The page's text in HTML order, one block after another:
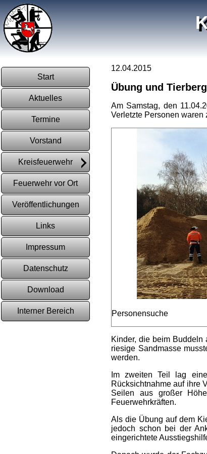
Start
Aktuelles
Termine
Vorstand
Kreisfeuerwehr
Feuerwehr vor Ort
Veröffentlichungen
Links
Impressum
Datenschutz
Download
Interner Bereich
12.04.2015
Übung und
Am Samstag, den
Verletzte Personen waren
Personensuche
Kinder, die beim Buddeln
riesige Sandmasse
werden.
Im zweiten Teil lag
Rücksichtnahme auf ihre
Seilen aus großer
Feuerwehrkräften.
Als die Übung auf dem
jedoch schon bei der
eingerichtete